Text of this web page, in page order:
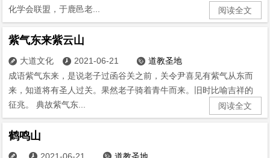
化学会联盟，于鹿邑老...
阅读全文
紫气东来紫云山
 大道文化  2021-06-21  道教圣地
成语紫气东来，是说老子过函谷关之前，关令尹喜见有紫气从东而
来，知道将有圣人过关。果然老子骑着青牛而来。旧时比喻吉祥的
征兆。 典故紫气东...
阅读全文
鹤鸣山
2021-06-21
道教圣地